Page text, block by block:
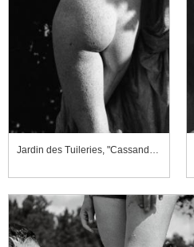
Jardin des Tuileries, "Cassandre se met sous la protection de Pallas", détail